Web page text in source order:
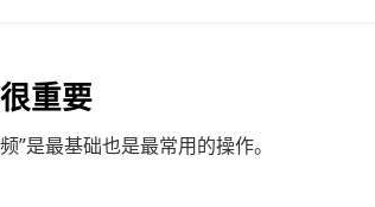
重要
”是最基础也是最常用的操作。